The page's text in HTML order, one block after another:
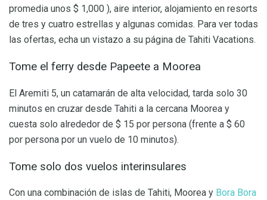
promedia unos $ 1,000 ), aire interior, alojamiento en resorts
de tres y cuatro estrellas y algunas comidas. Para ver todas
las ofertas, echa un vistazo a su página de Tahiti Vacations.
Tome el ferry desde Papeete a Moorea
El Aremiti 5, un catamarán de alta velocidad, tarda solo 30
minutos en cruzar desde Tahiti a la cercana Moorea y
cuesta solo alrededor de $ 15 por persona (frente a $ 60
por persona por un vuelo de 10 minutos).
Tome solo dos vuelos interinsulares
Con una combinación de islas de Tahiti, Moorea y Bora Bora